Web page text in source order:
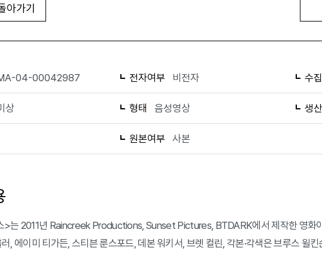
아가기
04-00042987 전자여부 비전자 수
상 형태 음성영상 생
원본여부 사본
>는 2011년 Raincreek Productions, Sunset Pictures, BTDARK에서 제작한 영화
, 에이미 티가든, 스티븐 룬스포드, 데본 워키서, 브렛 컬린, 각본·각색은 브루스 윌